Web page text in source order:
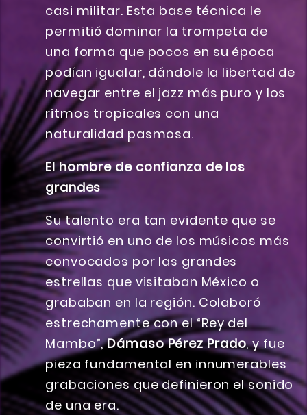
casi militar. Esta base técnica le
permitió dominar la trompeta de
una forma que pocos en su época
podían igualar, dándole la libertad de
navegar entre el jazz más puro y los
ritmos tropicales con una
naturalidad pasmosa.
El hombre de confianza de los
grandes
Su talento era tan evidente que se
convirtió en uno de los músicos más
convocados por las grandes
estrellas que visitaban México o
grababan en la región. Colaboró
estrechamente con el “Rey del
Mambo”,Dámaso Pérez Prado, y fue
pieza fundamental en innumerables
grabaciones que definieron el sonido
de una era.